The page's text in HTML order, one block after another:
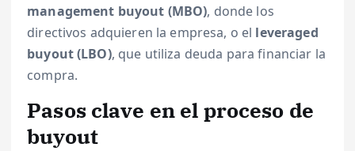
management buyout (MBO), donde los
directivos adquieren la empresa, o el leveraged
buyout (LBO), que utiliza deuda para financiar la
compra.
Pasos clave en el proceso de
buyout